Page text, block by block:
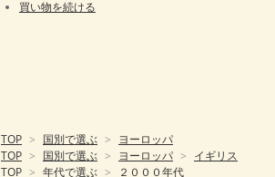
買い物を続ける
TOP > 国別で選ぶ > ヨーロッパ
TOP > 国別で選ぶ > ヨーロッパ > イギリス
TOP > 年代で選ぶ >
２０００年代